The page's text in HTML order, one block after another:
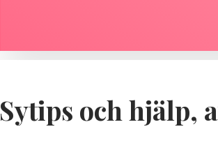
Sytips och hjälp,